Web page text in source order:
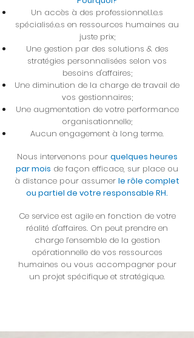
Un accès à des professionnel.l.e.s
spécialisé.e.s en ressources humaines au
juste prix;
Une gestion par des solutions & des
stratégies personnalisées selon vos
besoins d'affaires;
Une diminution de la charge de travail de
vos gestionnaires;
Une augmentation de votre performance
organisationnelle;
Aucun engagement à long terme.
Nous intervenons pour quelques heures
par mois de façon efficace, sur place ou
à distance pour assumer le rôle complet
ou partiel de votre responsable RH.
Ce service est agile en fonction de votre
réalité d'affaires. On peut prendre en
charge l’ensemble de la gestion
opérationnelle de vos ressources
humaines ou vous accompagner pour
un projet spécifique et stratégique.